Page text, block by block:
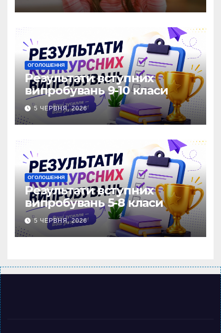
ОГОЛОШЕННЯ
Результати вступних
випробувань 9-10 класи
5 ЧЕРВНЯ, 2026
ОГОЛОШЕННЯ
Результати вступних
випробувань 5-8 класи
5 ЧЕРВНЯ, 2026